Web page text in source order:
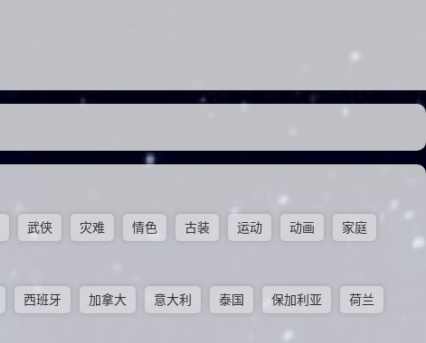
武侠 灾难 情色 古装 运动 动画 家庭
西班牙 加拿大 意大利 泰国 保加利亚 荷兰